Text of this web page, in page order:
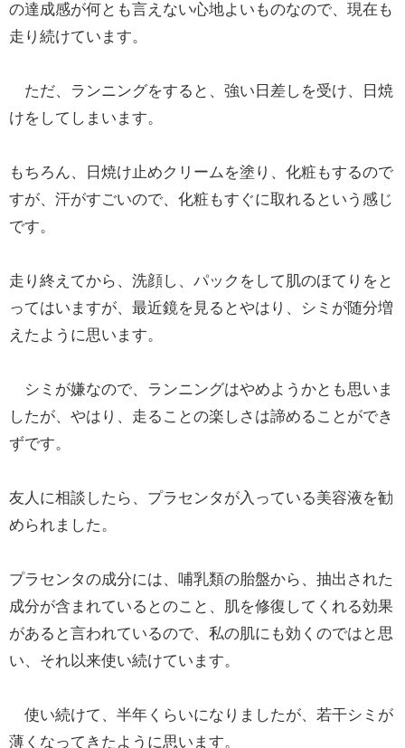
の達成感が何とも言えない心地よいものなので、現在も
走り続けています。
ただ、ランニングをすると、強い日差しを受け、日焼
けをしてしまいます。
もちろん、日焼け止めクリームを塗り、化粧もするので
すが、汗がすごいので、化粧もすぐに取れるという感じ
です。
走り終えてから、洗顔し、パックをして肌のほてりをと
ってはいますが、最近鏡を見るとやはり、シミが随分増
えたように思います。
シミが嫌なので、ランニングはやめようかとも思いま
したが、やはり、走ることの楽しさは諦めることができ
ずです。
友人に相談したら、プラセンタが入っている美容液を勧
められました。
プラセンタの成分には、哺乳類の胎盤から、抽出された
成分が含まれているとのこと、肌を修復してくれる効果
があると言われているので、私の肌にも効くのではと思
い、それ以来使い続けています。
使い続けて、半年くらいになりましたが、若干シミが
薄くなってきたように思います。